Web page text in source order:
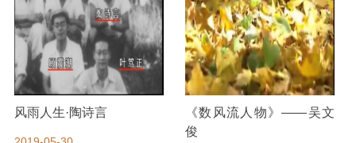
风雨人生·陶诗言
《数风流人物》——吴文
俊